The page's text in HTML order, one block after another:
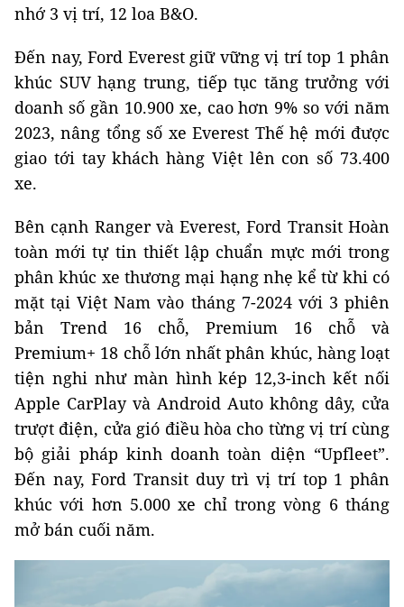
nhớ 3 vị trí, 12 loa B&O.
Đến nay, Ford Everest giữ vững vị trí top 1 phân
khúc SUV hạng trung, tiếp tục tăng trưởng với
doanh số gần 10.900 xe, cao hơn 9% so với năm
2023, nâng tổng số xe Everest Thế hệ mới được
giao tới tay khách hàng Việt lên con số 73.400
xe.
Bên cạnh Ranger và Everest, Ford Transit Hoàn
toàn mới tự tin thiết lập chuẩn mực mới trong
phân khúc xe thương mại hạng nhẹ kể từ khi có
mặt tại Việt Nam vào tháng 7-2024 với 3 phiên
bản Trend 16 chỗ, Premium 16 chỗ và
Premium+ 18 chỗ lớn nhất phân khúc, hàng loạt
tiện nghi như màn hình kép 12,3-inch kết nối
Apple CarPlay và Android Auto không dây, cửa
trượt điện, cửa gió điều hòa cho từng vị trí cùng
bộ giải pháp kinh doanh toàn diện “Upfleet”.
Đến nay, Ford Transit duy trì vị trí top 1 phân
khúc với hơn 5.000 xe chỉ trong vòng 6 tháng
mở bán cuối năm.